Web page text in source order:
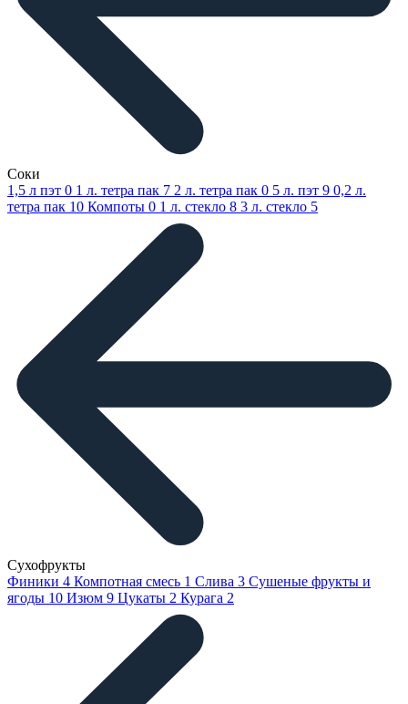
Соки
1,5 л пэт 0 1 л. тетра пак 7 2 л. тетра пак 0 5 л. пэт 9 0,2 л.
тетра пак 10 Компоты 0 1 л. стекло 8 3 л. стекло 5
Сухофрукты
Финики 4 Компотная смесь 1 Слива 3 Сушеные фрукты и
ягоды 10 Изюм 9 Цукаты 2 Курага 2